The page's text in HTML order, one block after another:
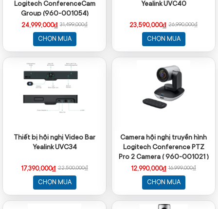
Logitech ConferenceCam
Group (960-001054)
24,999,000₫ 31,499,000₫
CHỌN MUA
Yealink UVC40
23,590,000₫ 26,990,000₫
CHỌN MUA
Thiết bị hội nghị Video Bar
Yealink UVC34
17,390,000₫ 22,500,000₫
CHỌN MUA
Camera hội nghị truyền hình
Logitech Conference PTZ
Pro 2 Camera ( 960-001021 )
12,990,000₫ 16,999,000₫
CHỌN MUA